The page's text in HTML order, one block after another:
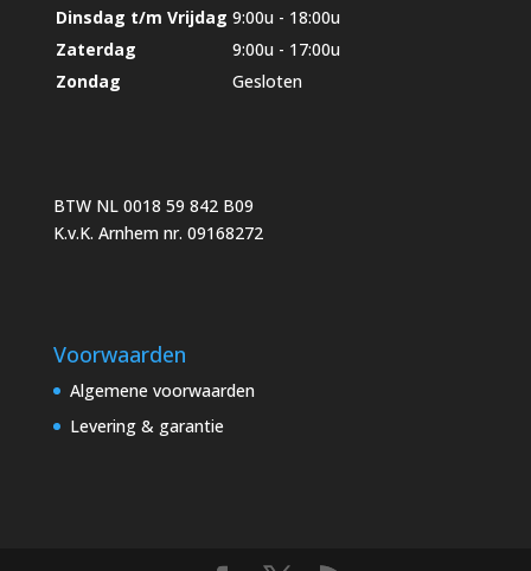
Dinsdag t/m Vrijdag 9:00u - 18:00u
Zaterdag
9:00u - 17:00u
Zondag
Gesloten
BTW NL 0018 59 842 B09
K.v.K. Arnhem nr. 09168272
Voorwaarden
Algemene voorwaarden
Levering & garantie